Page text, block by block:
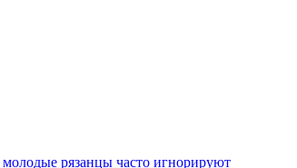
рязанцы часто игнорируют